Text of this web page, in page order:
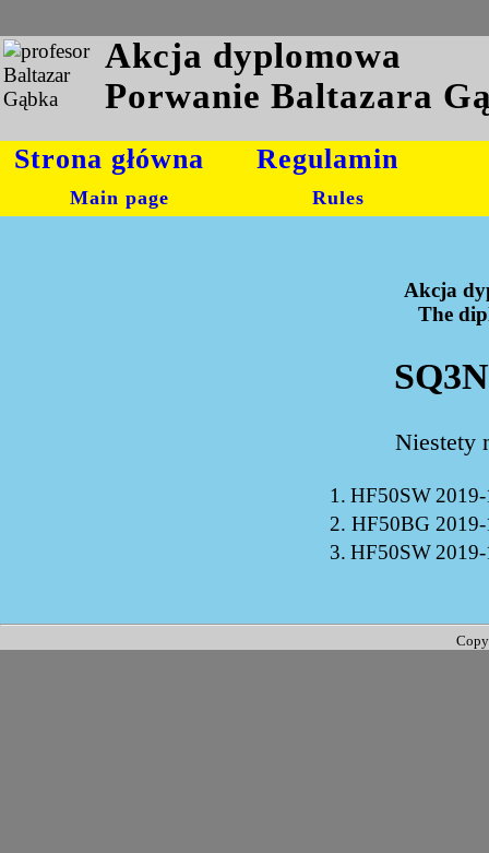
Akcja dyplomowa
Porwanie Baltazara
Strona główna
Main page
Regulamin
Rules
Akcja
The
Niestety
1. HF50SW
2. HF50BG
3. HF50SW